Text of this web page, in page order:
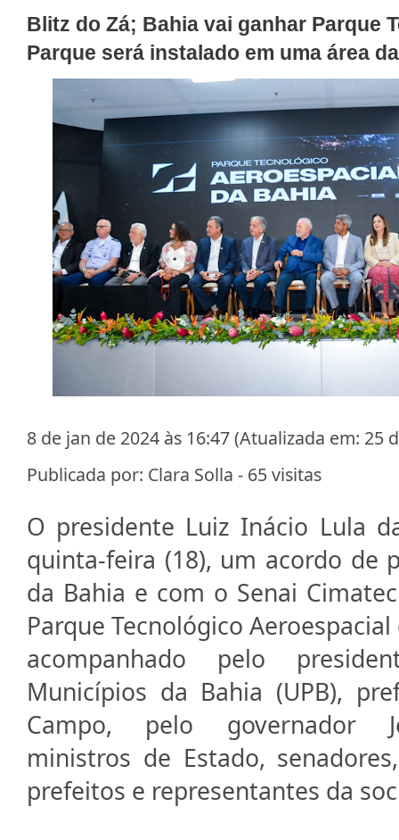
Blitz do Zá; Bahia vai ganhar Parque
Parque será instalado em uma área
8 de jan de 2024 às 16:47 (Atualizada em: 25
Publicada por: Clara Solla - 65 visitas
O presidente Luiz Inácio Lula
quinta-feira (18), um acordo de
da Bahia e com o Senai
Parque Tecnológico
acompanhado pelo
Municípios da Bahia (UPB),
Campo, pelo governador
ministros de Estado,
prefeitos e representantes da